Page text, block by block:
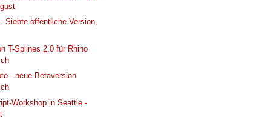
Siebte öffentliche Version,
T-Splines 2.0 für Rhino
- neue Betaversion
Workshop in Seattle -